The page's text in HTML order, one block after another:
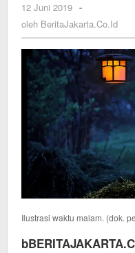
12 Juni 2019 oleh
-
oleh BeritaJakarta.Co.Id
Ilustrasi waktu malam. (dok.